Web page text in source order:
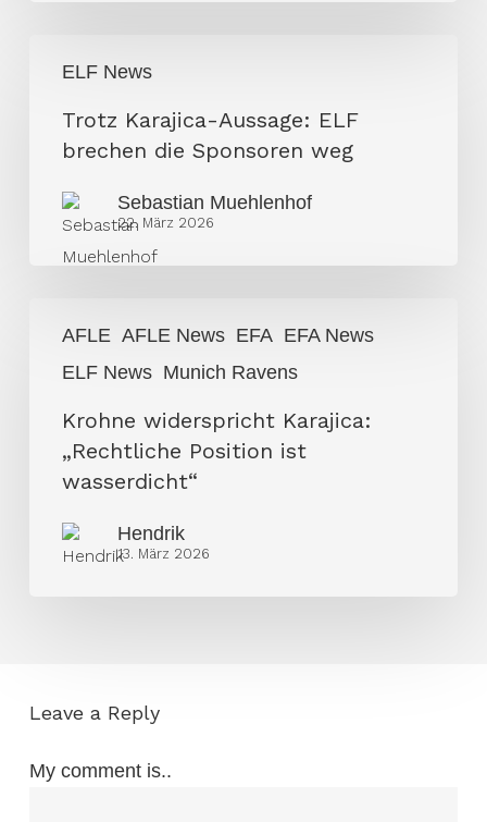
ELF News
Karajica-
Aussage:
Trotz Karajica-Aussage: ELF
brechen die Sponsoren weg
Sebastian Muehlenhof
22. März 2026
AFLE AFLE News EFA EFA News
ELF News Munich Ravens
widerspricht
Karajica:
„Rechtliche
Position
Krohne widerspricht Karajica:
„Rechtliche Position ist
wasserdicht“
Hendrik
13. März 2026
Leave a Reply
My comment is..